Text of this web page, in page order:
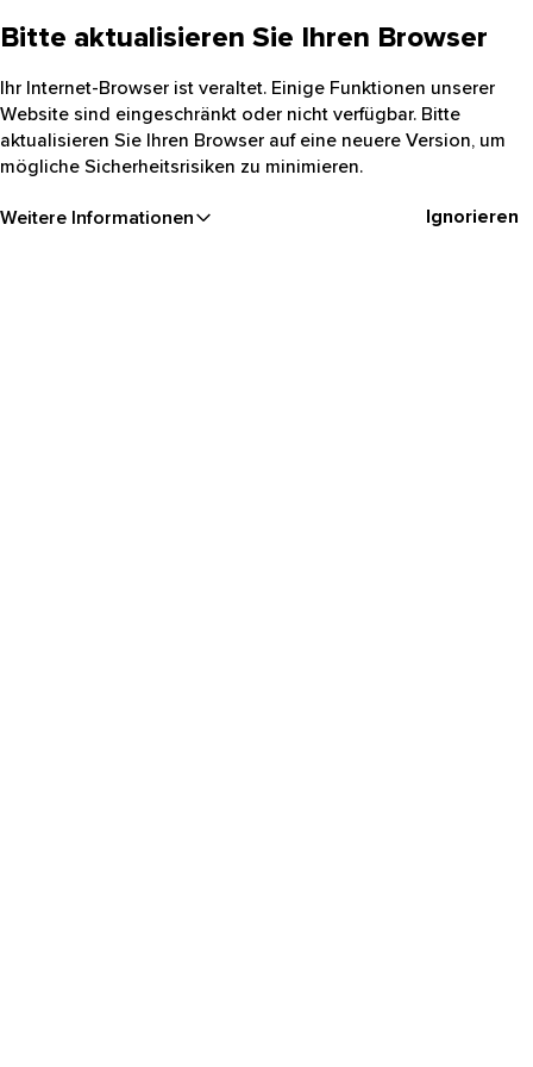
Bitte aktualisieren Sie Ihren Browser
Ihr Internet-Browser ist veraltet. Einige Funktionen unserer
Website sind eingeschränkt oder nicht verfügbar. Bitte
aktualisieren Sie Ihren Browser auf eine neuere Version, um
mögliche Sicherheitsrisiken zu minimieren.
Weitere Informationen Ignorieren